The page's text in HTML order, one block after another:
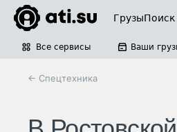
ГрузыПоиск
Все сервисы Ваши
← Спецтехника